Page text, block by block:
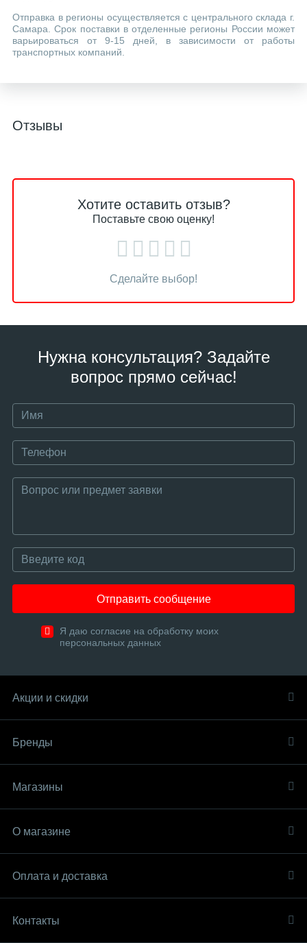
Отправка в регионы осуществляется с центрального склада г.
Самара. Срок поставки в отделенные регионы России может
варьироваться от 9-15 дней, в зависимости от работы
транспортных компаний.
Отзывы
Хотите оставить отзыв?
Поставьте свою оценку!
Сделайте выбор!
Нужна консультация? Задайте
вопрос прямо сейчас!
Отправить сообщение
Я даю согласие на обработку моих
персональных данных
Акции и скидки
Бренды
Магазины
О магазине
Оплата и доставка
Контакты